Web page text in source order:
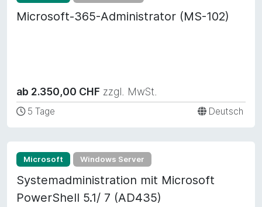
Microsoft-365-Administrator (MS-102)
ab 2.350,00 CHF zzgl. MwSt.
5 Tage Deutsch
Microsoft Windows Server
Systemadministration mit Microsoft
PowerShell 5.1/ 7 (AD435)